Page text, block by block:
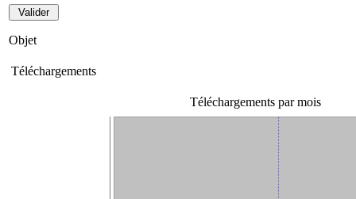
Objet
Téléchargements
Téléchargements par mois